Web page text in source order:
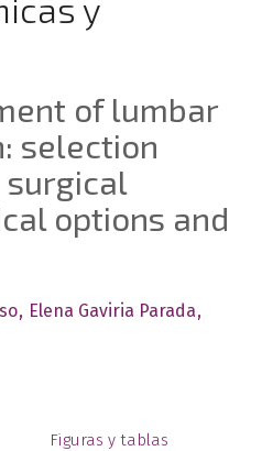
y
of lumbar
selection
options and
Elena Gaviria Parada
Figuras y tablas